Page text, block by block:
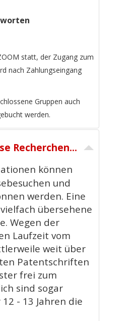
statt, der Zugang zum
nach Zahlungseingang
Gruppen auch
werden.
14.06.22 Kostenlose Recherchen in amtlichen Patentdatenbanken - 11-12 Uhr - GRATIS Seminar
können
und
werden. Eine
übersehene
Wegen der
Laufzeit vom
weit über
Patentschriften
frei zum
sind sogar
- 13 Jahren die